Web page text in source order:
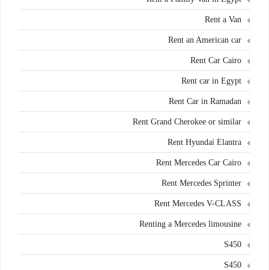
Rent a Van
Rent an American car
Rent Car Cairo
Rent car in Egypt
Rent Car in Ramadan
Rent Grand Cherokee or similar
Rent Hyundai Elantra
Rent Mercedes Car Cairo
Rent Mercedes Sprinter
Rent Mercedes V-CLASS
Renting a Mercedes limousine
S450
S450